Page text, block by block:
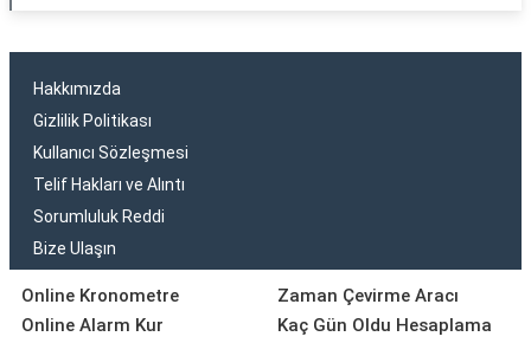
Hakkımızda
Gizlilik Politikası
Kullanıcı Sözleşmesi
Telif Hakları ve Alıntı
Sorumluluk Reddi
Bize Ulaşın
Online Kronometre
Online Alarm Kur
Zaman Çevirme Aracı
Kaç Gün Oldu Hesaplama